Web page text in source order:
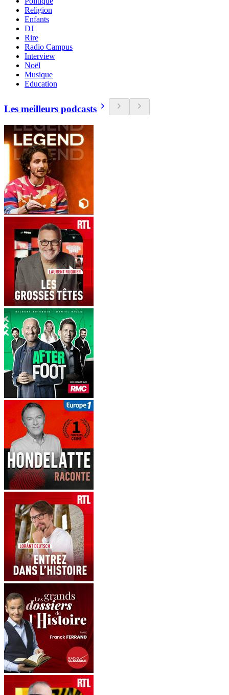
Religion
Enfants
DJ
Rire
Radio Campus
Interview
Noël
Musique
Education
Les meilleurs podcasts